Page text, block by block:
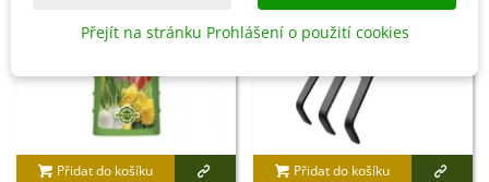
Přidat do košíku Přidat do košíku
Přejít na stránku Prohlášení o použití cookies